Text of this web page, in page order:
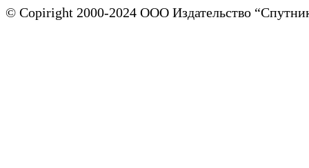
© Copiright 2000-2024 ООО Издательство